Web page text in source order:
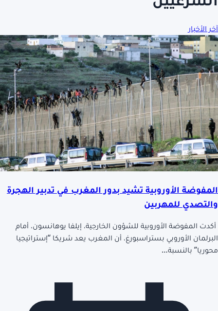
آخر الأخبار
المفوضة الأوروبية تشيد بدور المغرب في تدبير الهجرة
والتصدي للمهربين
أكدت المفوضة الأوروبية للشؤون الخارجية، إيلفا يوهانسون، أمام
البرلمان الأوروبي بستراسبورغ، أن المغرب يعد شريكا “إستراتيجيا
محوريا” بالنسبة…